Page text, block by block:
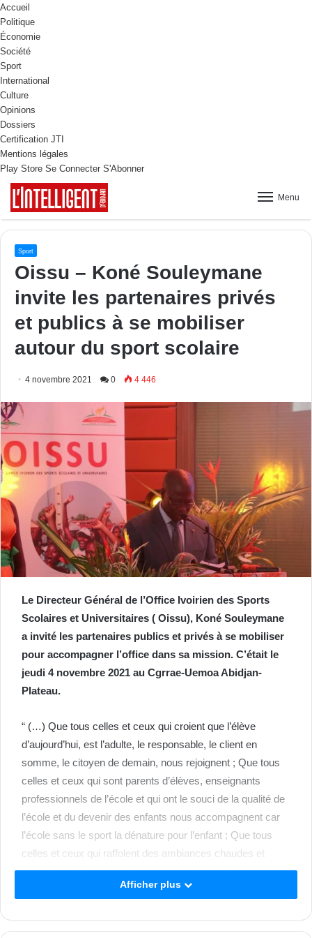
Accueil
Politique
Économie
Société
Sport
International
Culture
Opinions
Dossiers
Certification JTI
Mentions légales
Play Store Se Connecter S'Abonner
Menu
Sport
Oissu – Koné Souleymane
invite les partenaires privés
et publics à se mobiliser
autour du sport scolaire
4 novembre 2021 0 4 446
Le Directeur Général de l’Office Ivoirien des Sports
Scolaires et Universitaires ( Oissu), Koné Souleymane
a invité les partenaires publics et privés à se mobiliser
pour accompagner l’office dans sa mission. C’était le
jeudi 4 novembre 2021 au Cgrrae-Uemoa Abidjan-
Plateau.
“ (…) Que tous celles et ceux qui croient que l’élève
d’aujourd’hui, est l’adulte, le responsable, le client en
somme, le citoyen de demain, nous rejoignent ; Que tous
celles et ceux qui sont parents d’élèves, enseignants
professionnels de l’école et qui ont le souci de la qualité de
l’école et du devenir des enfants nous accompagnent car
l’école sans le sport la dénature pour l’enfant ; Que tous
celles et ceux qui raffolent des ambiances chaudes et
folles des stades européens nous soutiennent car nous
avons tous les projets pour l’avènement d’une filière
Afficher plus